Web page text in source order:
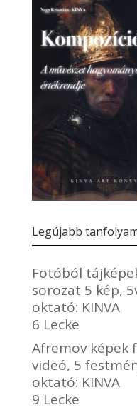
Legújabb
Fotóból
sorozat 5 kép,
oktató: KINVA
6 Lecke
Afremov képek
videó, 5
oktató: KINVA
9 Lecke